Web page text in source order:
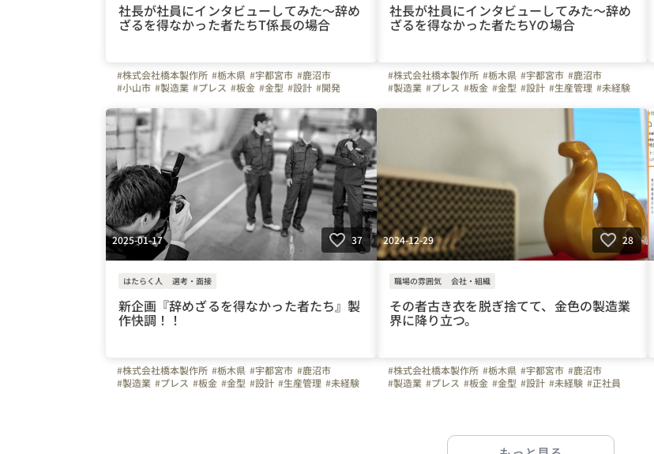
社長が社員にインタビューしてみた〜辞め
ざるを得なかった者たちT係長の場合
#株式会社橋本製作所 #栃木県 #宇都宮市 #鹿沼市
#小山市 #製造業 #プレス #板金 #金型 #設計 #開発
#車通勤 #ガソリン代全額支給 #週休二日制
#面接日要相談
#育休 #パパ育休 #インタビュー #社長
#弊社のすごいところ
#社員紹介 #転職者のリアルな声
#ものづくり #はたらく人 #上司や先輩のキャラクター
#面接担当の素顔
社長が社員にインタビューしてみた〜辞め
ざるを得なかった者たちYの場合
#株式会社橋本製作所 #栃木県 #宇都宮市 #鹿沼市
#製造業 #プレス #板金 #金型 #設計 #生産管理 #未経験
#ガソリン代全額支給 #週休二日制 #面接日応相談 #育休
#はたらく人
#上司や先輩のキャラクター
2025-01-17 37
はたらく人 選考・面接
新企画『辞めざるを得なかった者たち』製
作快調！！
#株式会社橋本製作所 #栃木県 #宇都宮市 #鹿沼市
#製造業 #プレス #板金 #金型 #設計 #生産管理 #未経験
2024-12-29 28
職場の雰囲気 会社・組織
その者古き衣を脱ぎ捨てて、金色の製造業
界に降り立つ。
#株式会社橋本製作所 #栃木県 #宇都宮市 #鹿沼市
#製造業 #プレス #板金 #金型 #設計 #未経験 #正社員